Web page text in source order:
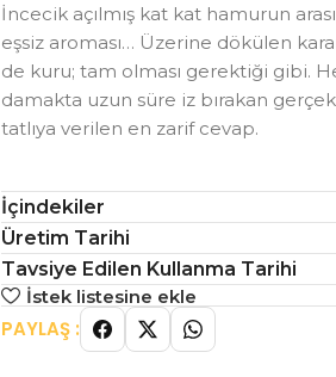
İncecik açılmış kat kat hamurun
eşsiz aroması… Üzerine dökülen
de kuru; tam olması gerektiği gibi.
damakta uzun süre iz bırakan gerçek
tatlıya verilen en zarif cevap.
İçindekiler
Üretim Tarihi
Tavsiye Edilen Kullanma Tarihi
İstek listesine ekle
PAYLAŞ :